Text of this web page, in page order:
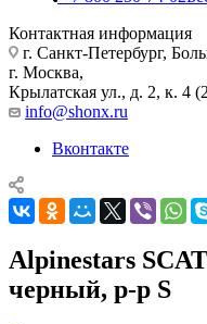
Контактная информация
г. Санкт-Петербург,
г. Москва,
Крылатская ул., д. 2, к. 4
info@shonx.ru
Вконтакте
Alpinestars
черный, р-р S